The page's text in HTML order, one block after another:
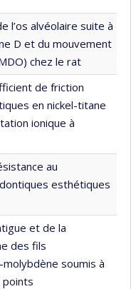
l’os alvéolaire suite à
D et du mouvement
chez le rat
de friction
en nickel-titane
ionique à
au
esthétiques
et de la
des fils
soumis à